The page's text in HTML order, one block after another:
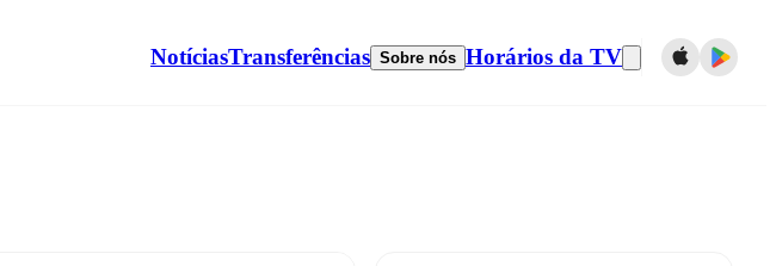
NotíciasTransferências Sobre nós Horários da TV